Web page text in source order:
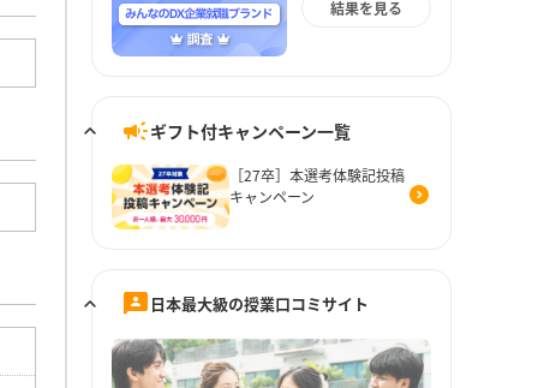
結果を見る
ギフト付キャンペーン一覧
［27卒］本選考体験記投稿
キャンペーン
日本最大級の授業口コミサイト